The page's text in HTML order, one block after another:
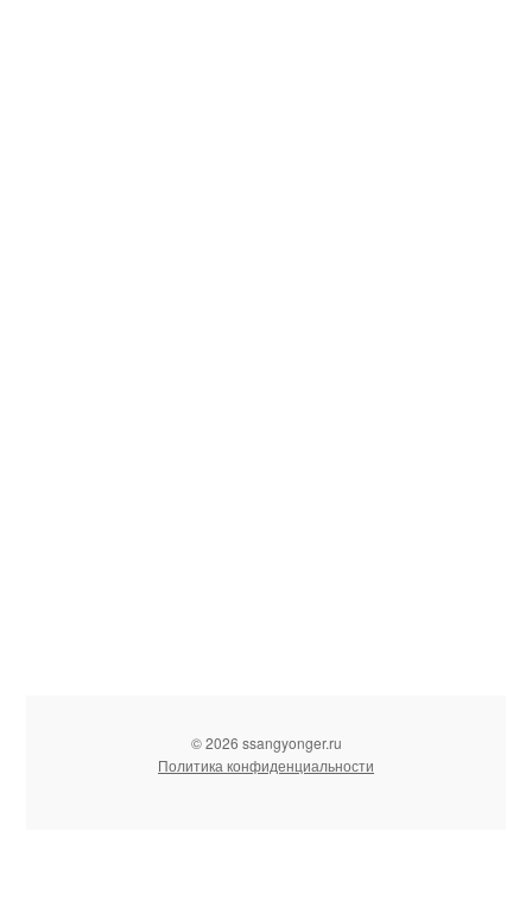
© 2026 ssangyonger.ru
Политика конфиденциальности